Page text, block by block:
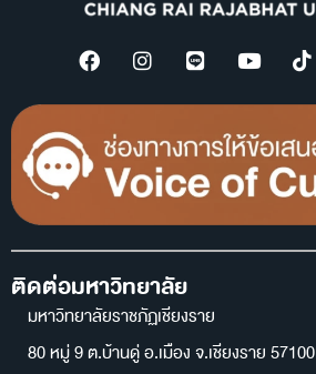
ติดต่อมหาวิทยาลัย
มหาวิทยาลัยราชภัฏเชียงราย
80 หมู่ 9 ต.บ้านดู่ อ.เมือง จ.เชียงราย 57100